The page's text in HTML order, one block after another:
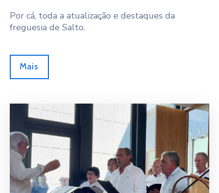
Por cá, toda a atualização e destaques da
freguesia de Salto.
Mais